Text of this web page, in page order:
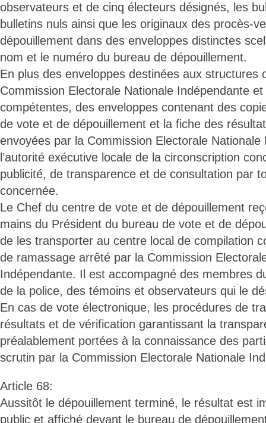
observateurs et de cinq électeurs désignés, les
bulletins nuls ainsi que les originaux des procès-
dépouillement dans des enveloppes distinctes
nom et le numéro du bureau de dépouillement.
En plus des enveloppes destinées aux structures
Commission Electorale Nationale Indépendante
compétentes, des enveloppes contenant des
de vote et de dépouillement et la fiche des
envoyées par la Commission Electorale Nationale
l’autorité exécutive locale de la circonscription
publicité, de transparence et de consultation par
concernée.
Le Chef du centre de vote et de dépouillement
mains du Président du bureau de vote et de
de les transporter au centre local de compilation
de ramassage arrêté par la Commission
Indépendante. Il est accompagné des membres
de la police, des témoins et observateurs qui le
En cas de vote électronique, les procédures de
résultats et de vérification garantissant la
préalablement portées à la connaissance des
scrutin par la Commission Electorale Nationale
Article 68:
Aussitôt le dépouillement terminé, le résultat est
public et affiché devant le bureau de